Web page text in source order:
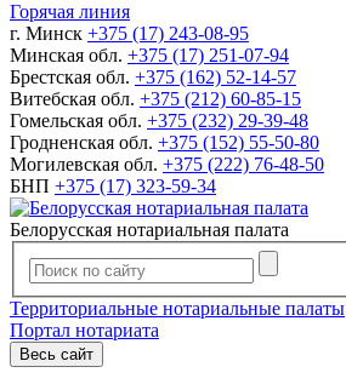
Горячая линия
г. Минск +375 (17) 243-08-95
Минская обл. +375 (17) 251-07-94
Брестская обл. +375 (162) 52-14-57
Витебская обл. +375 (212) 60-85-15
Гомельская обл. +375 (232) 29-39-48
Гродненская обл. +375 (152) 55-50-80
Могилевская обл. +375 (222) 76-48-50
БНП +375 (17) 323-59-34
Белорусская нотариальная палата
Территориальные нотариальные палаты
Портал нотариата
Весь сайт